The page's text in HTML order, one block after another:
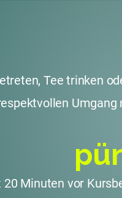
Tee trinken
Minuten vor